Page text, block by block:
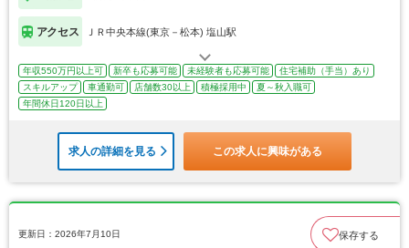
アクセス ＪＲ中央本線(東京－松本) 塩山駅
年収550万円以上可 新卒も応募可能 未経験者も応募可能
住宅補助（手当）あり
スキルアップ
車通勤可 店舗数30以上 積極採用中
夏～秋入職可
年間休日120日以上
求人の詳細を見る この求人に興味がある
更新日：2026年7月10日 保存する